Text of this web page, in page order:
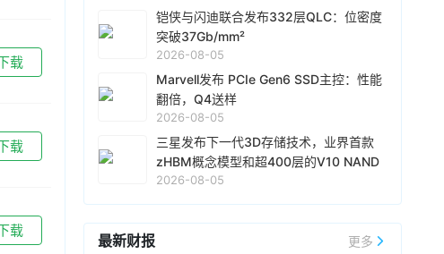
载
载
载
最低预期收入合计为939亿美元，实际收入将高
于该金额。部分新业务模式协议包含由现金存款
和金融工具共同构成的金融担保，总额为165亿美
采购义务的影响。
技术合作。根据这项协议，三星电子可以利用
Netlist的全部专利组合，包括服务器双列直插式
内存模块（DIMM）和高带宽内存（HBM）技
并相互放弃相关索赔和法律责任。三星电子需向
Netlist支付2.39 亿美元预付授权费，以及从今年
第三季度到 2031 年第二季度的 20 个季度（5
年）内，每季度支付最高 3290 万美元的季度许
可费，该费用与三星电子收入挂钩。
08-06 08:46
发布截至2026年7月3日的2026财年第四季
度财报：营收89.7亿美元，环比增长51%，超出
指引上限。环比业绩增长中约三分之一来自出货
量的增加，三分之二来自产品价格的上涨。非
今年4月财报电话会议上宣布签署5份新业务模式
（NBM）协议后，闪迪在本财季又签署了5份新
协议，其中包括3份与新客户的NBM协议，以及2
份对现有协议的扩展。本财季预计营收103.0亿美
元-108.0亿美元，闪迪盘后跌逾6%。
08-05 18:51
据韩媒报道，SK 海力士全资子公司Solidigm正
推进上市前融资项目，为在纳斯达克 IPO 做前期
准备。报道称，Solidigm
承销商，并正向全球另类资产管理公司及海外主
08-05 15:49
南亚科技公告2026年7月营收438.68亿元（新台
币，下同），环比增长49.27%，同比大增
铠侠与闪迪联合发布332层QLC：位密度
突破37Gb/mm²
2026-08-05
Marvell发布 PCIe Gen6 SSD主控：性能
翻倍，Q4送样
2026-08-05
三星发布下一代3D存储技术，业界首款
zHBM概念模型和超400层的V10 NAND
亮相
2026-08-05
最新财报 更多